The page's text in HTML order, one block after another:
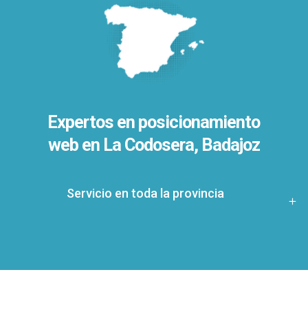
Expertos en posicionamiento
web en La Codosera, Badajoz
Servicio en toda la provincia